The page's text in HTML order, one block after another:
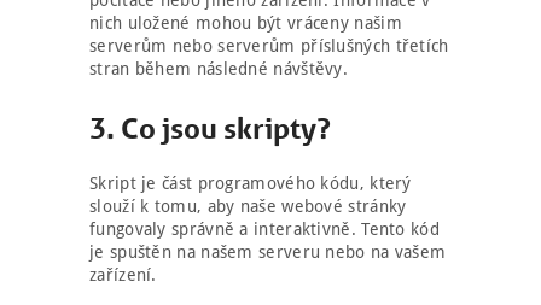
nich uložené mohou být vráceny našim
serverům nebo serverům příslušných třetích
stran během následné návštěvy.
3. Co jsou skripty?
Skript je část programového kódu, který
slouží k tomu, aby naše webové stránky
fungovaly správně a interaktivně. Tento kód
je spuštěn na našem serveru nebo na vašem
zařízení.